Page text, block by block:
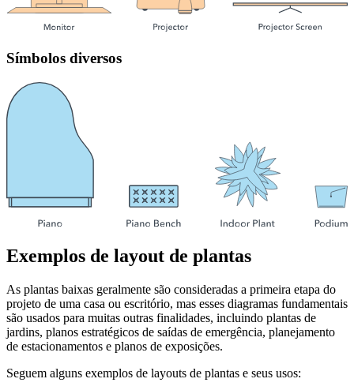
Símbolos diversos
Exemplos de layout de plantas
As plantas baixas geralmente são consideradas a primeira etapa do
projeto de uma casa ou escritório, mas esses diagramas fundamentais
são usados para muitas outras finalidades, incluindo plantas de
jardins, planos estratégicos de saídas de emergência, planejamento
de estacionamentos e planos de exposições.
Seguem alguns exemplos de layouts de plantas e seus usos: